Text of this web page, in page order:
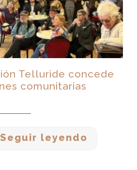
Telluride concede
comunitarias
Seguir leyendo